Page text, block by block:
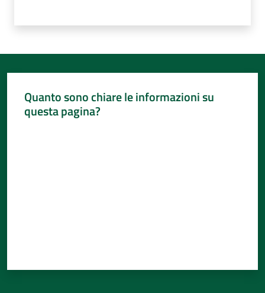
Quanto sono chiare le informazioni su
questa pagina?